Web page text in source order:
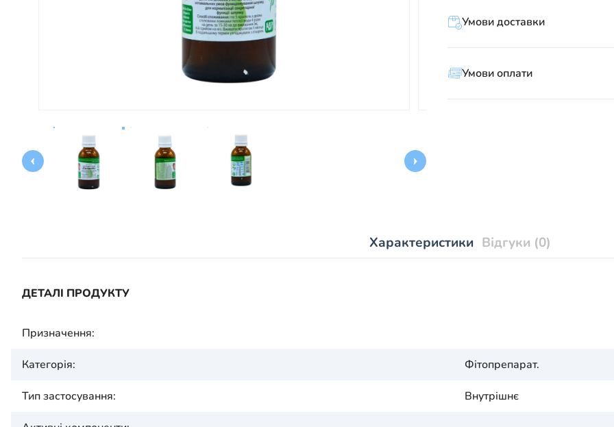
Умови доставки
Умови оплати
Характеристики Відгуки (0)
ДЕТАЛІ ПРОДУКТУ
Призначення:
Категорія: Фітопрепарат.
Тип застосування: Внутрішнє